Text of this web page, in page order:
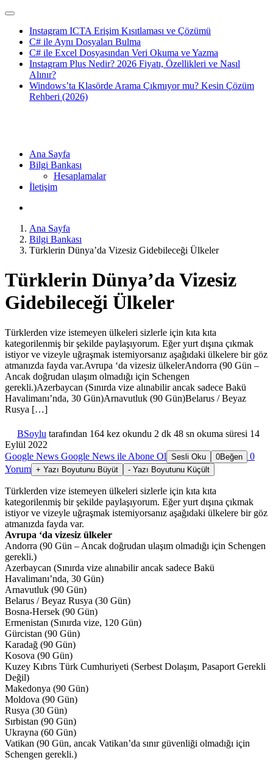
Instagram ICTA Erişim Kısıtlaması ve Çözümü
C# ile Aynı Dosyaları Bulma
C# ile Excel Dosyasından Veri Okuma ve Yazma
Instagram Plus Nedir? 2026 Fiyatı, Özellikleri ve Nasıl
Alınır?
Windows’ta Klasörde Arama Çıkmıyor mu? Kesin Çözüm
Rehberi (2026)
Ana Sayfa
Bilgi Bankası
Hesaplamalar
İletişim
Ana Sayfa
Bilgi Bankası
Türklerin Dünya’da Vizesiz Gidebileceği Ülkeler
Türklerin Dünya’da Vizesiz
Gidebileceği Ülkeler
Türklerden vize istemeyen ülkeleri sizlerle için kıta kıta
kategorilenmiş bir şekilde paylaşıyorum. Eğer yurt dışına çıkmak
istiyor ve vizeyle uğraşmak istemiyorsanız aşağıdaki ülkelere bir göz
atmanızda fayda var.Avrupa ‘da vizesiz ülkelerAndorra (90 Gün –
Ancak doğrudan ulaşım olmadığı için Schengen
gerekli.)Azerbaycan (Sınırda vize alınabilir ancak sadece Bakü
Havalimanı’nda, 30 Gün)Arnavutluk (90 Gün)Belarus / Beyaz
Rusya […]
BSoylu tarafından 164 kez okundu 2 dk 48 sn okuma süresi 14
Eylül 2022
Google News Google News ile Abone Ol Sesli Oku 0Beğen
0
Yorum + Yazı Boyutunu Büyüt - Yazı Boyutunu Küçült
Türklerden vize istemeyen ülkeleri sizlerle için kıta kıta
kategorilenmiş bir şekilde paylaşıyorum. Eğer yurt dışına çıkmak
istiyor ve vizeyle uğraşmak istemiyorsanız aşağıdaki ülkelere bir göz
atmanızda fayda var.
Avrupa ‘da vizesiz ülkeler
Andorra (90 Gün – Ancak doğrudan ulaşım olmadığı için Schengen
gerekli.)
Azerbaycan (Sınırda vize alınabilir ancak sadece Bakü
Havalimanı’nda, 30 Gün)
Arnavutluk (90 Gün)
Belarus / Beyaz Rusya (30 Gün)
Bosna-Hersek (90 Gün)
Ermenistan (Sınırda vize, 120 Gün)
Gürcistan (90 Gün)
Karadağ (90 Gün)
Kosova (90 Gün)
Kuzey Kıbrıs Türk Cumhuriyeti (Serbest Dolaşım, Pasaport Gerekli
Değil)
Makedonya (90 Gün)
Moldova (90 Gün)
Rusya (30 Gün)
Sırbistan (90 Gün)
Ukrayna (60 Gün)
Vatikan (90 Gün, ancak Vatikan’da sınır güvenliği olmadığı için
Schengen gerekli.)